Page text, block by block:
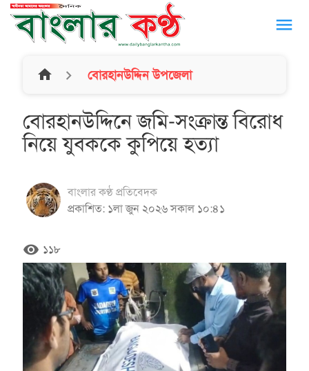
menu
home বোরহানউদ্দিন উপজেলা
বোরহানউদ্দিনে জমি-সংক্রান্ত বিরোধ
নিয়ে যুবককে কুপিয়ে হত্যা
বাংলার কণ্ঠ প্রতিবেদক
প্রকাশিত: ১লা জুন ২০২৬ সকাল ১০:৪১
remove_red_eye ১১৮